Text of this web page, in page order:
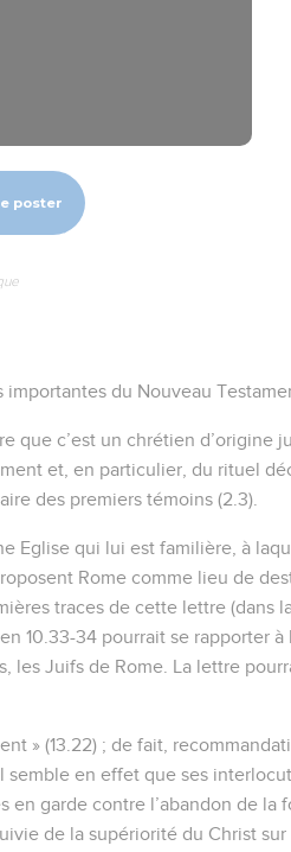
poster
importantes du Nouveau
que c’est un chrétien d’origine
et, en particulier, du rituel
des premiers témoins (2.3).
Eglise qui lui est familière, à
Rome comme lieu de
traces de cette lettre (dans
10.33-34 pourrait se rapporter à
les Juifs de Rome. La lettre
» (13.22) ; de fait,
en effet que ses
garde contre l’abandon de la
de la supériorité du Christ sur